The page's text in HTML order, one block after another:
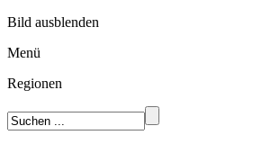
Bild ausblenden
Menü
Regionen